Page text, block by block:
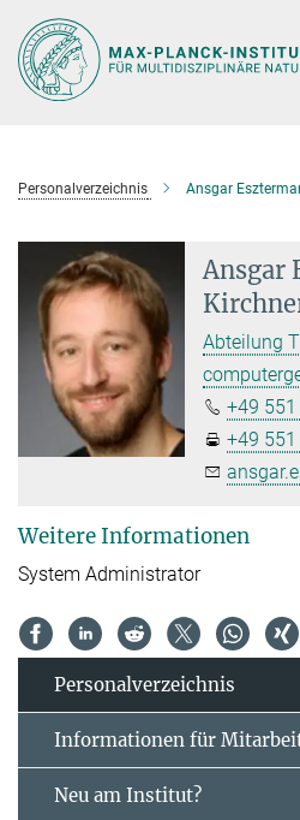
Hauptinhalt
Personalverzeichnis Ansgar
Ansgar
Abteilung
+49
+49
Weitere Informationen
System Administrator
Personal­verzeichnis
Informationen für
Neu am Institut?